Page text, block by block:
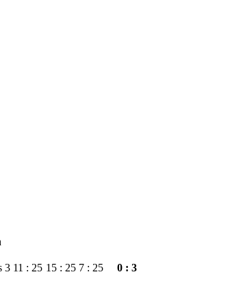
3 11 : 25 15 : 25 7 : 25
0 : 3